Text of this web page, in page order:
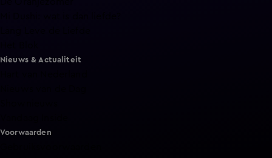
Nieuws & Actualiteit
Voorwaarden